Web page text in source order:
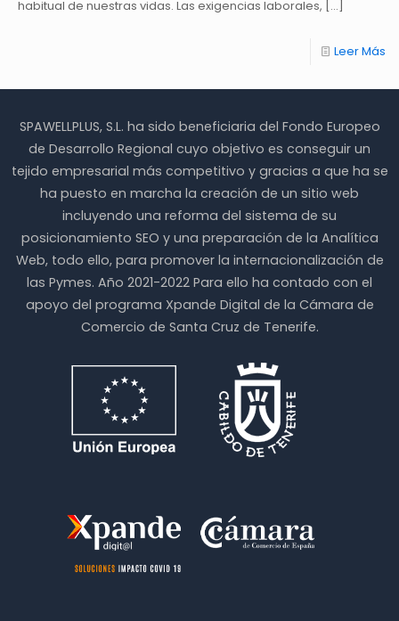
habitual de nuestras vidas. Las exigencias laborales, […]
Leer Más
SPAWELLPLUS, S.L. ha sido beneficiaria del Fondo Europeo
de Desarrollo Regional cuyo objetivo es conseguir un
tejido empresarial más competitivo y gracias a que ha se
ha puesto en marcha la creación de un sitio web
incluyendo una reforma del sistema de su
posicionamiento SEO y una preparación de la Analítica
Web, todo ello, para promover la internacionalización de
las Pymes. Año 2021-2022 Para ello ha contado con el
apoyo del programa Xpande Digital de la Cámara de
Comercio de Santa Cruz de Tenerife.